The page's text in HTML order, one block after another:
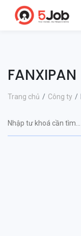
FANXIPAN
Trang chủ Công ty